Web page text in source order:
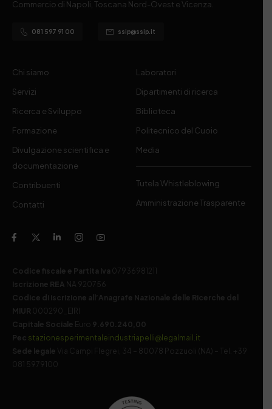
Commercio di Napoli, Toscana Nord-Ovest e Vicenza.
081 597 91 00 ssip@ssip.it
Chi siamo
Servizi
Ricerca e Sviluppo
Formazione
Divulgazione scientifica e
documentazione
Contribuenti
Contatti
Laboratori
Dipartimenti di ricerca
Biblioteca
Politecnico del Cuoio
Media
Tutela Whistleblowing
Amministrazione Trasparente
Codice fiscale e Partita Iva 07936981211
Iscrizione REA NA 920756
Codice di iscrizione all’Anagrafe Nazionale delle Ricerche del
MIUR 000290_EIRI
Capitale Sociale Euro 9.690.240,00
Pec stazionesperimentaleindustriapelli@legalmail.it
Sede legale
Via Campi Flegrei, 34 – 80078 Pozzuoli (NA) – Tel. +39
081 5979100